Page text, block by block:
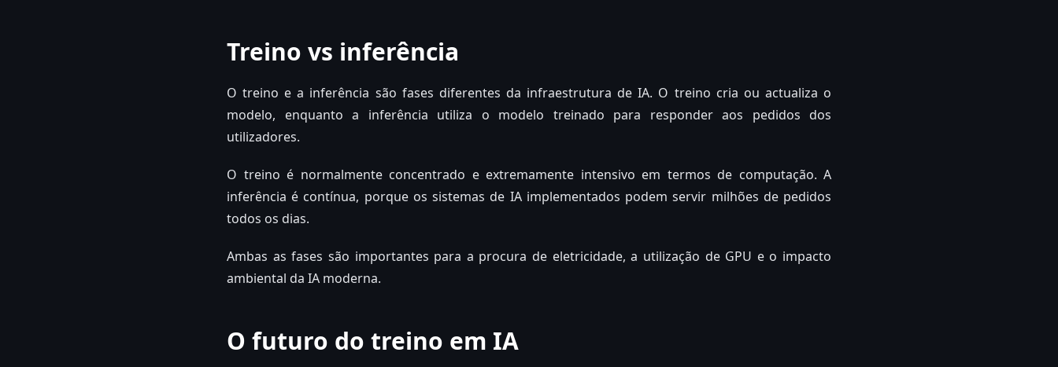
Treino vs inferência
O treino e a inferência são fases diferentes da infraestrutura de IA. O treino cria ou actualiza o
modelo, enquanto a inferência utiliza o modelo treinado para responder aos pedidos dos
utilizadores.
O treino é normalmente concentrado e extremamente intensivo em termos de computação. A
inferência é contínua, porque os sistemas de IA implementados podem servir milhões de pedidos
todos os dias.
Ambas as fases são importantes para a procura de eletricidade, a utilização de GPU e o impacto
ambiental da IA moderna.
O futuro do treino em IA